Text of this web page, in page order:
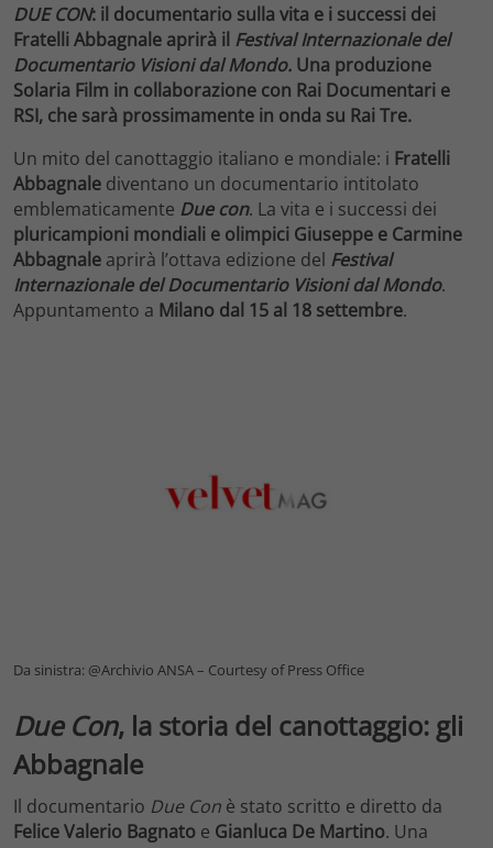
DUE CON: il documentario sulla vita e i successi dei
Fratelli Abbagnale aprirà il Festival Internazionale del
Documentario Visioni dal Mondo. Una produzione
Solaria Film in collaborazione con Rai Documentari e
RSI, che sarà prossimamente in onda su Rai Tre.
Un mito del canottaggio italiano e mondiale: i Fratelli
Abbagnale diventano un documentario intitolato
emblematicamente Due con. La vita e i successi dei
pluricampioni mondiali e olimpici Giuseppe e Carmine
Abbagnale aprirà l’ottava edizione del Festival
Internazionale del Documentario Visioni dal Mondo.
Appuntamento a Milano dal 15 al 18 settembre.
Da sinistra: @Archivio ANSA – Courtesy of Press Office
Due Con, la storia del canottaggio: gli
Abbagnale
Il documentario Due Con è stato scritto e diretto da
Felice Valerio Bagnato e Gianluca De Martino. Una